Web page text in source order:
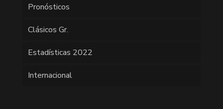
Pronósticos
Clásicos Gr.
Estadísticas 2022
Internacional